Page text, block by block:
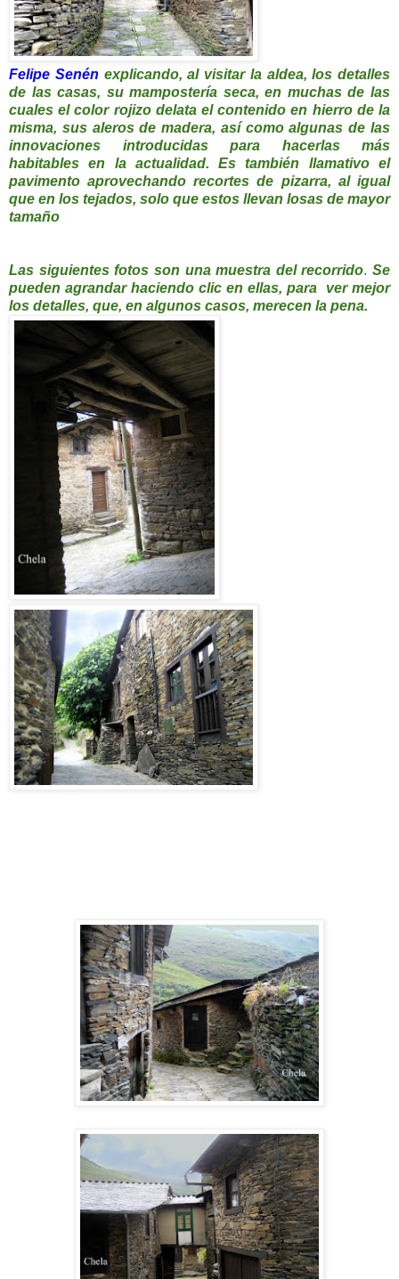
Felipe Senén explicando, al visitar la aldea, los detalles
de las casas, su mampostería seca, en muchas de las
cuales el color rojizo delata el contenido en hierro de la
misma, sus aleros de madera, así como algunas de las
innovaciones introducidas para hacerlas más
habitables en la actualidad. Es también llamativo el
pavimento aprovechando recortes de pizarra, al igual
que en los tejados, solo que estos llevan losas de mayor
tamaño
Las siguientes fotos son una muestra del recorrido. Se
pueden agrandar haciendo clic en ellas, para ver mejor
los detalles, que, en algunos casos, merecen la pena.